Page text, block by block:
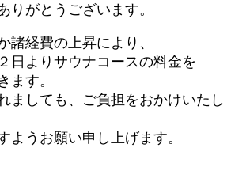
りがとうございます。
諸経費の上昇により、
日よりサウナコースの料金を
ます。
ましても、ご負担をおかけいたし
ようお願い申し上げます。